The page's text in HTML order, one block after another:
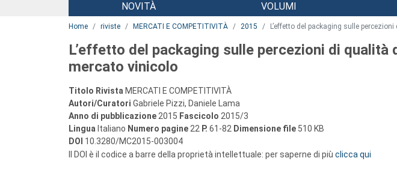
NOVITÀ VOLUMI
Home riviste MERCATI E COMPETITIVITÀ 2015 L’effetto del packaging sulle
L’effetto del packaging sulle percezioni di qualità
mercato vinicolo
Titolo Rivista MERCATI E COMPETITIVITÀ
Autori/Curatori Gabriele Pizzi, Daniele Lama
Anno di pubblicazione 2015 Fascicolo 2015/3
Lingua Italiano Numero pagine 22 P. 61-82 Dimensione file 510 KB
DOI 10.3280/MC2015-003004
Il DOI è il codice a barre della proprietà intellettuale: per saperne di più clicca qui